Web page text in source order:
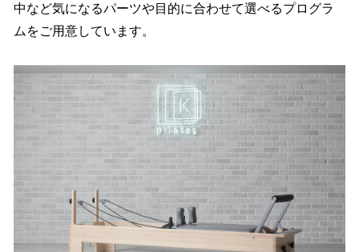
中など気になるパーツや目的に合わせて選べるプログラ
ムをご用意しています。